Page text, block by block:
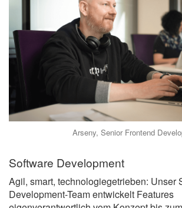
Arseny, Senior Frontend
Software Development
Agil, smart, technologiegetrieben: Unser
Development-Team entwickelt Features